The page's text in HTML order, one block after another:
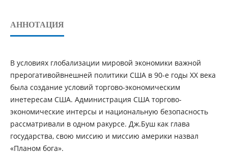
АННОТАЦИЯ
В условиях глобализации мировой экономики важной
прерогативойвнешней политики США в 90-е годы ХХ века
была создание условий торгово-экономическим
инетересам США. Администрация США торгово-
экономические интерсы и национальную безопасность
рассматривали в одном ракурсе. Дж.Буш как глава
государства, свою миссию и миссию америки назвал
«Планом бога».